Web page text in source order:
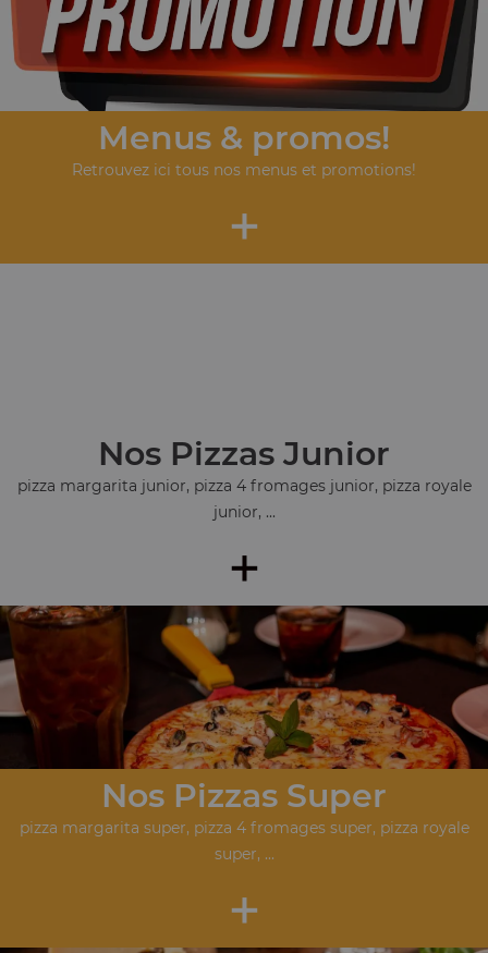
Menus & promos!
Retrouvez ici tous nos menus et promotions!
+
Nos Pizzas Junior
pizza margarita junior, pizza 4 fromages junior, pizza royale
junior, ...
+
Nos Pizzas Super
pizza margarita super, pizza 4 fromages super, pizza royale
super, ...
+